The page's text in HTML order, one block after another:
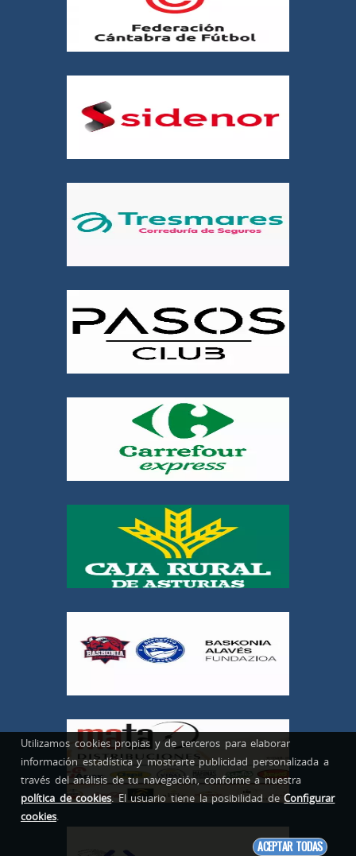
Utilizamos cookies propias y de terceros para elaborar
información estadística y mostrarte publicidad personalizada a
través del análisis de tu navegación, conforme a nuestra
política de cookies. El usuario tiene la posibilidad deConfigurar
cookies.
ACEPTAR TODAS